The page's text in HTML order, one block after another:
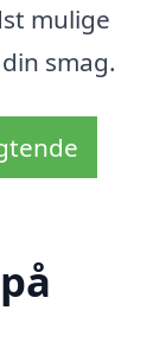
mulige
smag.